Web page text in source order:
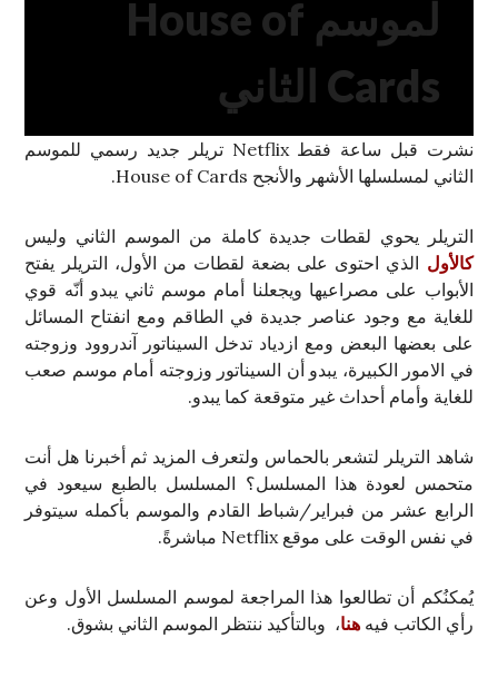
لموسم House of
Cards الثاني
نشرت قبل ساعة فقط Netflix تريلر جديد رسمي للموسم
الثاني لمسلسلها الأشهر والأنجح House of Cards.
التريلر يحوي لقطات جديدة كاملة من الموسم الثاني وليس
كالأول الذي احتوى على بضعة لقطات من الأول، التريلر يفتح
الأبواب على مصراعيها ويجعلنا أمام موسم ثاني يبدو أنّه قوي
للغاية مع وجود عناصر جديدة في الطاقم ومع انفتاح المسائل
على بعضها البعض ومع ازدياد تدخل السيناتور آندروود وزوجته
في الامور الكبيرة، يبدو أن السيناتور وزوجته أمام موسم صعب
للغاية وأمام أحداث غير متوقعة كما يبدو.
شاهد التريلر لتشعر بالحماس ولتعرف المزيد ثم أخبرنا هل أنت
متحمس لعودة هذا المسلسل؟ المسلسل بالطبع سيعود في
الرابع عشر من فبراير/شباط القادم والموسم بأكمله سيتوفر
في نفس الوقت على موقع Netflix مباشرةً.
يُمكنُكم أن تطالعوا هذا المراجعة لموسم المسلسل الأول وعن
رأي الكاتب فيههنا، وبالتأكيد ننتظر الموسم الثاني بشوق.